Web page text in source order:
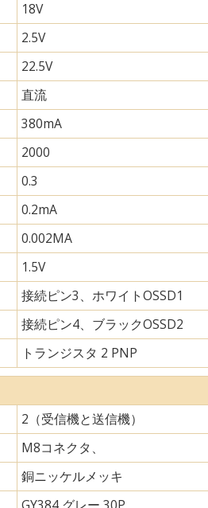
18V
2.5V
22.5V
直流
380mA
2000
0.3
0.2mA
0.002MA
1.5V
接続ピン3、ホワイトOSSD1
接続ピン4、ブラックOSSD2
トランジスタ 2 PNP
2（受信機と送信機）
M8コネクタ、
銅ニッケルメッキ